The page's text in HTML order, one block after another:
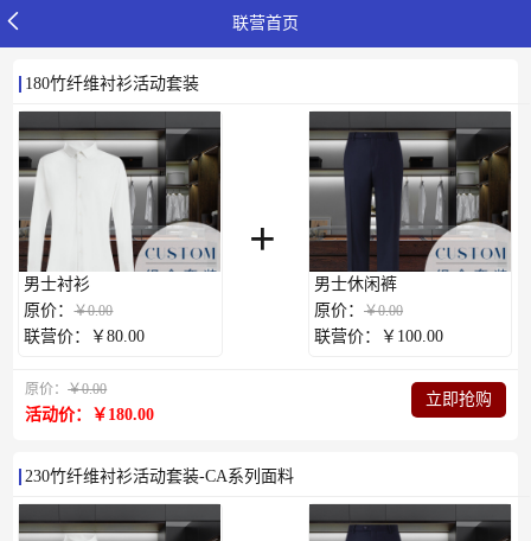
联营首页
180竹纤维衬衫活动套装
男士衬衫
原价：￥0.00
联营价：￥80.00
+
男士休闲裤
原价：￥0.00
联营价：￥100.00
原价：￥0.00
活动价：￥180.00
立即抢购
230竹纤维衬衫活动套装-CA系列面料